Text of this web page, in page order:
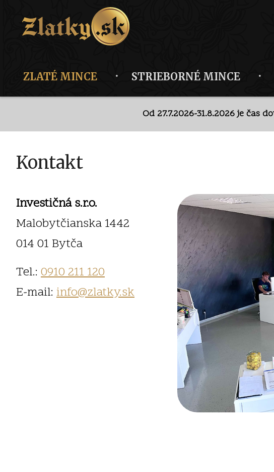
ZLATÉ MINCE STRIEBORNÉ MINCE
Kontakt
Investičná s.r.o.
Malobytčianska 1442
014 01 Bytča
Tel.: 0910 211 120
E-mail: info@zlatky.sk